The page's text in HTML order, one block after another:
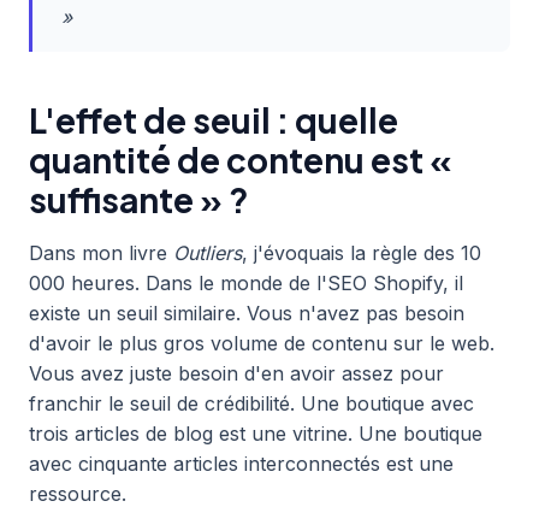
»
L'effet de seuil : quelle
quantité de contenu est «
suffisante » ?
Dans mon livre Outliers, j'évoquais la règle des 10
000 heures. Dans le monde de l'SEO Shopify, il
existe un seuil similaire. Vous n'avez pas besoin
d'avoir le plus gros volume de contenu sur le web.
Vous avez juste besoin d'en avoir assez pour
franchir le seuil de crédibilité. Une boutique avec
trois articles de blog est une vitrine. Une boutique
avec cinquante articles interconnectés est une
ressource.